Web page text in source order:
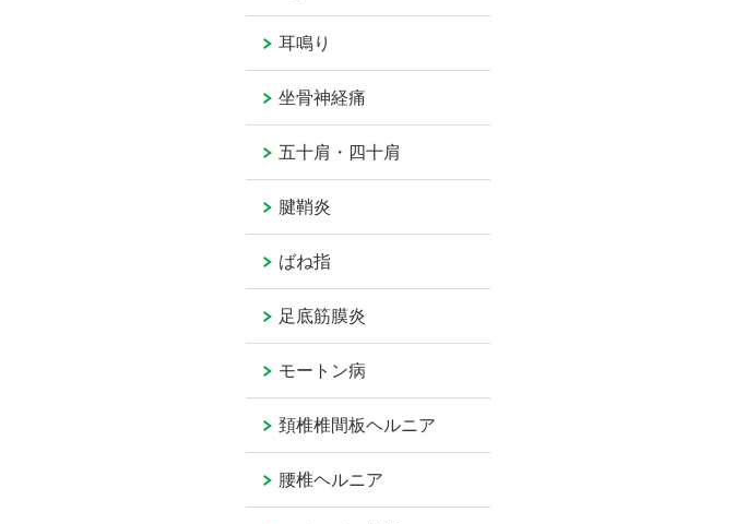
耳鳴り
坐骨神経痛
五十肩・四十肩
腱鞘炎
ばね指
足底筋膜炎
モートン病
頚椎椎間板ヘルニア
腰椎ヘルニア